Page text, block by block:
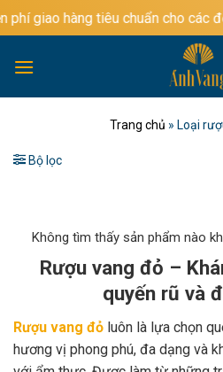
qua
dung
tiêu chuẩn cho các đơn hàng
Trang chủ » Loại
Bộ lọc
Không tìm thấy sản phẩm nào
Rượu vang đỏ –
quyến rũ và
Rượu vang đỏ luôn là lựa chọn
hương vị phong phú, đa dạng và